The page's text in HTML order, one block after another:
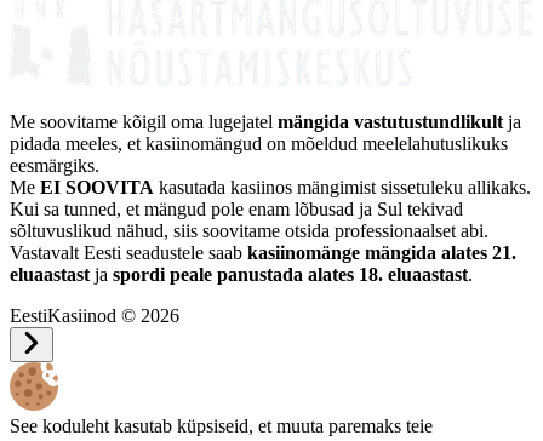
Me soovitame kõigil oma lugejatel mängida vastutustundlikult ja
pidada meeles, et kasiinomängud on mõeldud meelelahutuslikuks
eesmärgiks.
Me EI SOOVITA kasutada kasiinos mängimist sissetuleku allikaks.
Kui sa tunned, et mängud pole enam lõbusad ja Sul tekivad
sõltuvuslikud nähud, siis soovitame otsida professionaalset abi.
Vastavalt Eesti seadustele saab kasiinomänge mängida alates 21.
eluaastast ja spordi peale panustada alates 18. eluaastast.
EestiKasiinod © 2026
See koduleht kasutab küpsiseid, et muuta paremaks teie